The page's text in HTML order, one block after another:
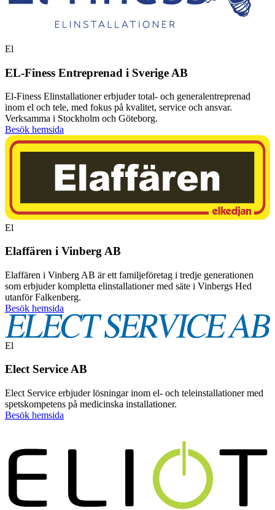
El
EL-Finess Entreprenad i Sverige AB
El-Finess Elinstallationer erbjuder total- och generalentreprenad
inom el och tele, med fokus på kvalitet, service och ansvar.
Verksamma i Stockholm och Göteborg.
Besök hemsida
El
Elaffären i Vinberg AB
Elaffären i Vinberg AB är ett familjeföretag i tredje generationen
som erbjuder kompletta elinstallationer med säte i Vinbergs Hed
utanför Falkenberg.
Besök hemsida
El
Elect Service AB
Elect Service erbjuder lösningar inom el- och teleinstallationer med
spetskompetens på medicinska installationer.
Besök hemsida